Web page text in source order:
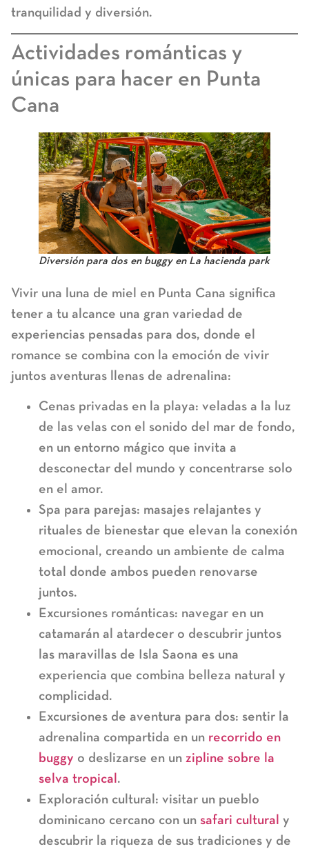
tranquilidad y diversión.
Actividades románticas y
únicas para hacer en Punta
Cana
Diversión para dos en buggy en La hacienda park
Vivir una luna de miel en Punta Cana significa
tener a tu alcance una gran variedad de
experiencias pensadas para dos, donde el
romance se combina con la emoción de vivir
juntos aventuras llenas de adrenalina:
Cenas privadas en la playa: veladas a la luz
de las velas con el sonido del mar de fondo,
en un entorno mágico que invita a
desconectar del mundo y concentrarse solo
en el amor.
Spa para parejas: masajes relajantes y
rituales de bienestar que elevan la conexión
emocional, creando un ambiente de calma
total donde ambos pueden renovarse
juntos.
Excursiones románticas: navegar en un
catamarán al atardecer o descubrir juntos
las maravillas de Isla Saona es una
experiencia que combina belleza natural y
complicidad.
Excursiones de aventura para dos: sentir la
adrenalina compartida en un recorrido en
buggy o deslizarse en un zipline sobre la
selva tropical .
Exploración cultural: visitar un pueblo
dominicano cercano con un safari cultural y
descubrir la riqueza de sus tradiciones y de